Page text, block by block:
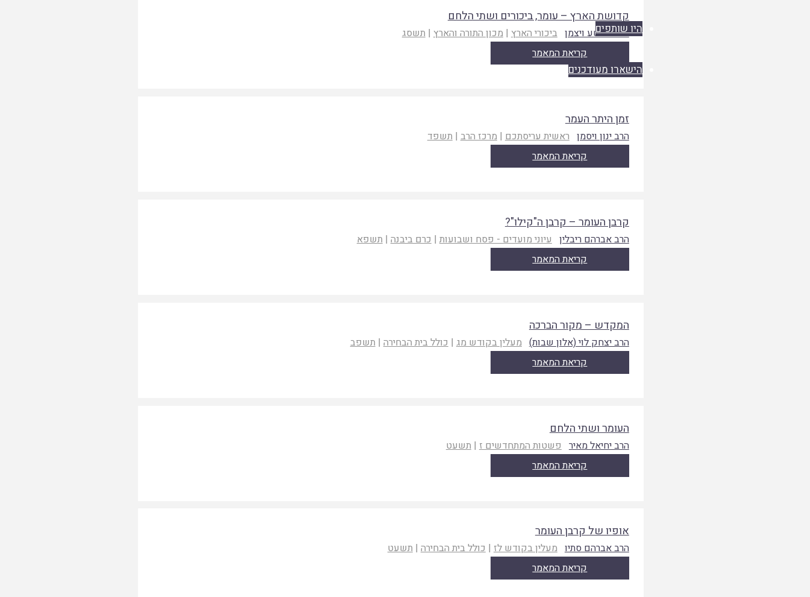
היו שותפים
הישארו מעודכנים
קדושת הארץ – עומר, ביכורים ושתי הלחם
הרב יהושע ויצמן ביכורי הארץ |מכון התורה והארץ |תשסג
קריאת המאמר
זמן היתר העמר
הרב ינון ויסמן ראשית עריסתכם |מרכז הרב |תשפד
קריאת המאמר
קרבן העומר – קרבן ה"קילו"?
הרב אברהם ריבלין עיוני מועדים - פסח ושבועות |כרם ביבנה |תשפא
קריאת המאמר
המקדש – מקור הברכה
הרב יצחק לוי (אלון שבות) מעלין בקודש מג |כולל בית הבחירה |תשפב
קריאת המאמר
העומר ושתי הלחם
הרב יחיאל מאיר פשטות המתחדשים ז | תשעט
קריאת המאמר
אופיו של קרבן העומר
הרב אברהם סתיו מעלין בקודש לז |כולל בית הבחירה |תשעט
קריאת המאמר